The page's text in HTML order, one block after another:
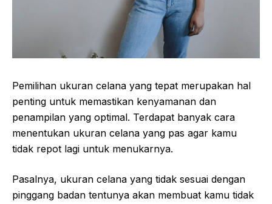
Pemilihan ukuran celana yang tepat merupakan hal
penting untuk memastikan kenyamanan dan
penampilan yang optimal. Terdapat banyak cara
menentukan ukuran celana yang pas agar kamu
tidak repot lagi untuk menukarnya.
Pasalnya, ukuran celana yang tidak sesuai dengan
pinggang badan tentunya akan membuat kamu tidak